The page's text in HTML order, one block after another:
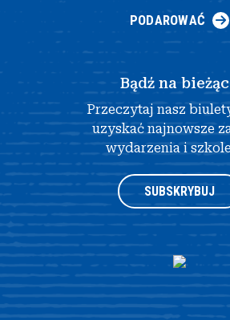
PODAROWAĆ
Bądź na
Przeczytaj nasz
uzyskać najnowsze
wydarzenia i
SUBSKRYBUJ